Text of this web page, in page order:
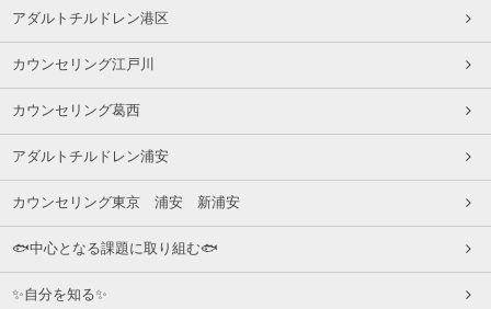
アダルトチルドレン港区
カウンセリング江戸川
カウンセリング葛西
アダルトチルドレン浦安
カウンセリング東京 浦安 新浦安
🐟中心となる課題に取り組む🐟
✨自分を知る✨